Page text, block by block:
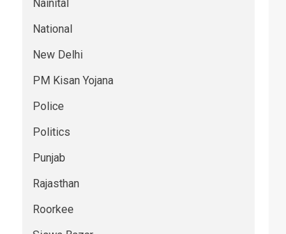
Nainital
National
New Delhi
PM Kisan Yojana
Police
Politics
Punjab
Rajasthan
Roorkee